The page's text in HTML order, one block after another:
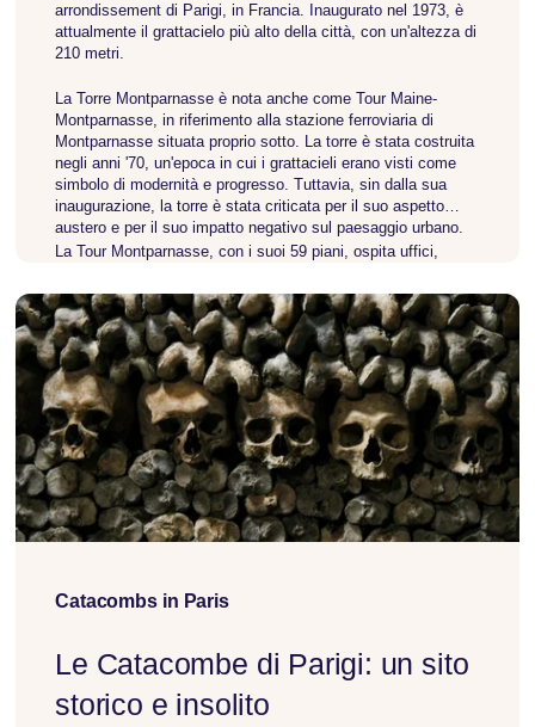
arrondissement di Parigi, in Francia. Inaugurato nel 1973, è
attualmente il grattacielo più alto della città, con un'altezza di
210 metri.
La Torre Montparnasse è nota anche come Tour Maine-
Montparnasse, in riferimento alla stazione ferroviaria di
Montparnasse situata proprio sotto. La torre è stata costruita
negli anni '70, un'epoca in cui i grattacieli erano visti come
simbolo di modernità e progresso. Tuttavia, sin dalla sua
inaugurazione, la torre è stata criticata per il suo aspetto
austero e per il suo impatto negativo sul paesaggio urbano.
La Tour Montparnasse, con i suoi 59 piani, ospita uffici,
osservazione in cima con vista panoramica sulla città. La
terrazza è aperta al pubblico ed è una delle principali
attrazioni turistiche della torre.
La Tour Montparnasse è nota anche per la sua spettacolare
illuminazione notturna. Le luci che illuminano la torre di notte
cambiano regolarmente colore per celebrare eventi speciali o
occasioni di festa, rendendola uno spettacolo imperdibile per
turisti e abitanti del luogo.
In conclusione, la Torre di Montparnasse è un edificio iconico
di Parigi, che è stato oggetto di dibattiti e controversie fin
moderna di Parigi. Offre un'eccezionale vista panoramica
Per saperne di più su di esso
Catacombs in Paris
Le Catacombe di Parigi: un sito
storico e insolito
Prenota